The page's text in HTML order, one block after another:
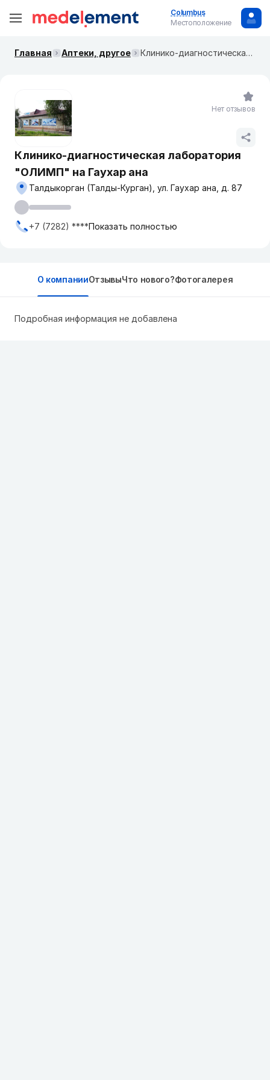
Columbus
Местоположение
Главная Аптеки, другое Клинико-диагностическая лаборатория "ОЛИМП" на Гаухар ана
Клинико-диагностическая лаборатория
"ОЛИМП" на Гаухар ана
Талдыкорган (Талды-Курган), ул. Гаухар ана, д. 87
+7 (7282) ****Показать полностью
Нет отзывов
О компанииОтзывыЧто нового?Фотогалерея
Подробная информация не добавлена